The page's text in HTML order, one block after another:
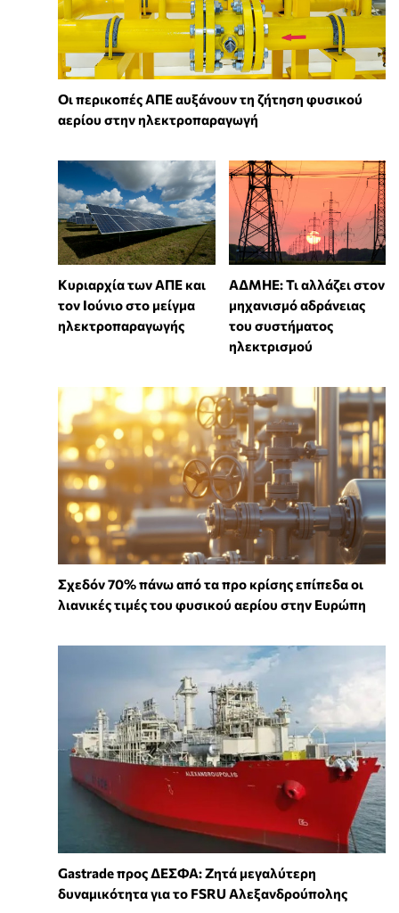
Οι περικοπές ΑΠΕ αυξάνουν τη ζήτηση φυσικού
αερίου στην ηλεκτροπαραγωγή
Κυριαρχία των ΑΠΕ και
τον Ιούνιο στο μείγμα
ηλεκτροπαραγωγής
ΑΔΜΗΕ: Τι αλλάζει στον
μηχανισμό αδράνειας
του συστήματος
ηλεκτρισμού
Σχεδόν 70% πάνω από τα προ κρίσης επίπεδα οι
λιανικές τιμές του φυσικού αερίου στην Ευρώπη
Gastrade προς ΔΕΣΦΑ: Ζητά μεγαλύτερη
δυναμικότητα για το FSRU Αλεξανδρούπολης